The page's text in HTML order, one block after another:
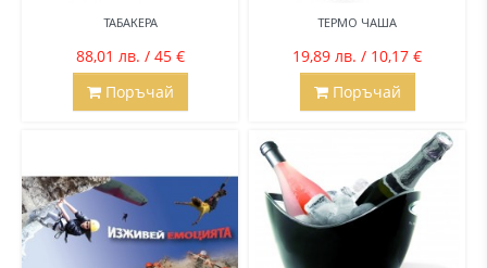
ТАБАКЕРА
88,01 лв. / 45 €
Поръчай
ТЕРМО ЧАША
19,89 лв. / 10,17 €
Поръчай